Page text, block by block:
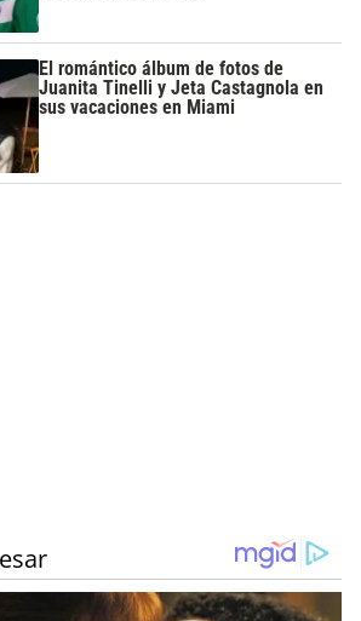
El romántico álbum de fotos de
Juanita Tinelli y Jeta Castagnola en
sus vacaciones en Miami